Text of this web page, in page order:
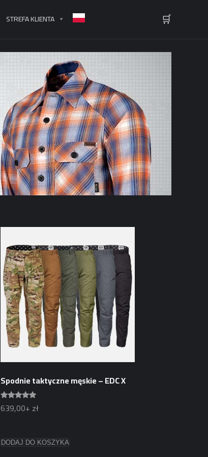
STREFA KLIENTA 🛒
Spodnie taktyczne męskie – EDC X
Oceniono
5.00
639,00+ zł
Ten
produkt
DODAJ DO KOSZYKA